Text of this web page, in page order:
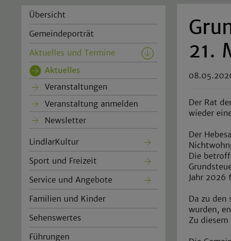
Übersicht
Gemeindeporträt
Aktuelles und Termine
Aktuelles
Veranstaltungen
Veranstaltung anmelden
Newsletter
LindlarKultur
Sport und Freizeit
Service und Angebote
Familien und Kinder
Sehenswertes
Führungen
21.
Der Rat
wieder
Der
Die
Jahr 2026
Da zu den
wurden,
Zu